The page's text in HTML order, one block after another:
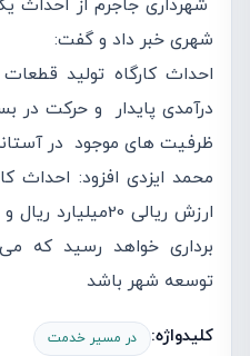
شهرداری جاجرم از احداث
شهری خبر داد و گفت:
احداث کارگاه تولید
درآمدی پایدار و حرکت در
ظرفیت های موجود در
محمد ایزدی افزود: احداث
برداری خواهد رسید که
توسعه شهر باشد
کلیدواژه: در مسیر خدمت